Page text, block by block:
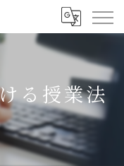
る授業法